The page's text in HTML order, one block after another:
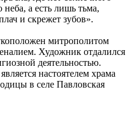
неба, а есть лишь тьма,
и скрежет зубов».
митрополитом
Художник отдалился
деятельностью.
настоятелем храма
в селе Павловская